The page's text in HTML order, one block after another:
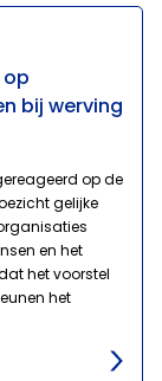
bij werving
op de
gelijke
en het
het voorstel
het